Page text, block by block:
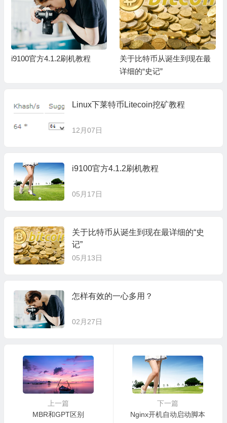
i9100官方4.1.2刷机教程
关于比特币从诞生到现在最
详细的“史记”
Linux下莱特币Litecoin挖矿教程
12月07日
i9100官方4.1.2刷机教程
05月17日
关于比特币从诞生到现在最详细的“史
记”
05月13日
怎样有效的一心多用？
02月27日
上一篇
MBR和GPT区别
下一篇
Nginx开机自动启动脚本